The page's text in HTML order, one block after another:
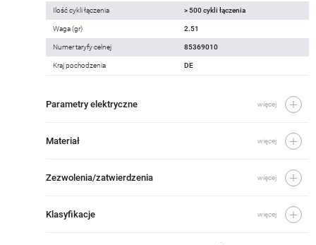
Ilość cykli łączenia > 500 cykli łączenia
Waga (gr) 2.51
Numer taryfy celnej 85369010
Kraj pochodzenia DE
Parametry elektryczne więcej
Materiał więcej
Zezwolenia/zatwierdzenia więcej
Klasyfikacje więcej